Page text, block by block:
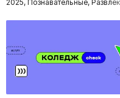
2025, Познавательные,